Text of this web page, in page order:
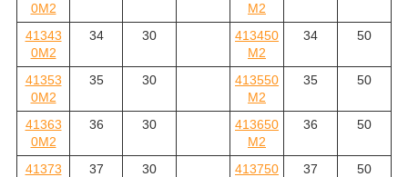
0M2
M2
41343
0M2
34 30
413450
M2
34 50
41353
0M2
35 30
413550
M2
35 50
41363
0M2
36 30
413650
M2
36 50
41373 37 30 413750 37 50